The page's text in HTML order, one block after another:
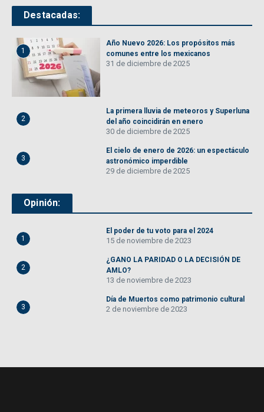
Destacadas:
1
Año Nuevo 2026: Los propósitos más
comunes entre los mexicanos
31 de diciembre de 2025
2
La primera lluvia de meteoros y Superluna
del año coincidirán en enero
30 de diciembre de 2025
3
El cielo de enero de 2026: un espectáculo
astronómico imperdible
29 de diciembre de 2025
Opinión:
1
El poder de tu voto para el 2024
15 de noviembre de 2023
2
¿GANO LA PARIDAD O LA DECISIÓN DE
AMLO?
13 de noviembre de 2023
3
Día de Muertos como patrimonio cultural
2 de noviembre de 2023